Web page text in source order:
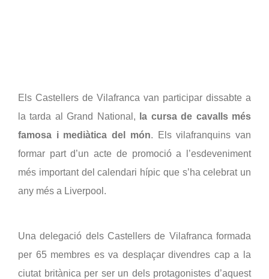
Els Castellers de Vilafranca van participar dissabte a
la tarda al Grand National,
la cursa de cavalls més
famosa i mediàtica del món. Els vilafranquins van
formar part d’un acte de promoció a l’esdeveniment
més important del calendari hípic que s’ha celebrat un
any més a Liverpool.
Una delegació dels Castellers de Vilafranca formada
per 65 membres es va desplaçar divendres cap a la
ciutat britànica per ser un dels protagonistes d’aquest